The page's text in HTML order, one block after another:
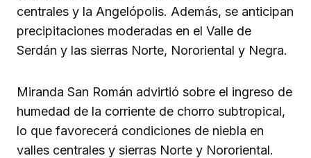
centrales y la Angelópolis. Además, se anticipan
precipitaciones moderadas en el Valle de
Serdán y las sierras Norte, Nororiental y Negra.
Miranda San Román advirtió sobre el ingreso de
humedad de la corriente de chorro subtropical,
lo que favorecerá condiciones de niebla en
valles centrales y sierras Norte y Nororiental.